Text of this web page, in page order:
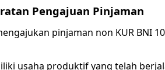
Pengajuan Pinjaman
pinjaman non KUR BNI
usaha produktif yang telah